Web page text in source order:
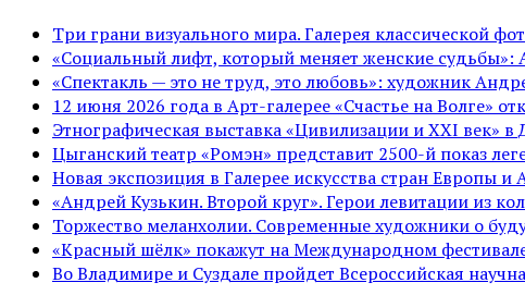
Три грани визуального мира. Галерея классической
«Социальный лифт, который меняет женские судьбы»:
«Спектакль — это не труд, это любовь»: художник
12 июня 2026 года в Арт-галерее «Счастье на Волге»
Этнографическая выставка «Цивилизации и ХХI век»
Цыганский театр «Ромэн» представит 2500-й показ
Новая экспозиция в Галерее искусства стран Европы
«Андрей Кузькин. Второй круг». Герои левитации из
Торжество меланхолии. Современные художники о
«Красный шёлк» покажут на Международном
Во Владимире и Суздале пройдет Всероссийская